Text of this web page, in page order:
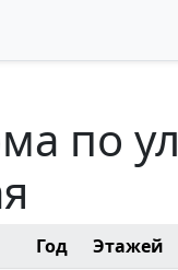
по ул
Год Этажей